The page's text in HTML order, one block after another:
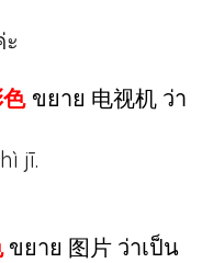
ขยาย 电视机 ว่า
jī.
ขยาย 图片 ว่าเป็น